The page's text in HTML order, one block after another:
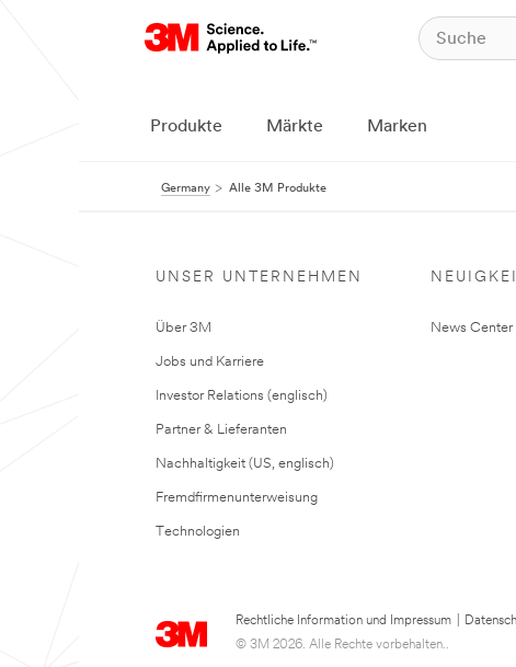
Produkte Märkte Marken
Germany Alle 3M Produkte
UNSER UNTERNEHMEN
Über 3M
Jobs und Karriere
Investor Relations (englisch)
Partner & Lieferanten
Nachhaltigkeit (US, englisch)
Fremdfirmenunterweisung
Technologien
News Center
Rechtliche Information und Impressum
© 3M 2026. Alle Rechte vorbehalten..